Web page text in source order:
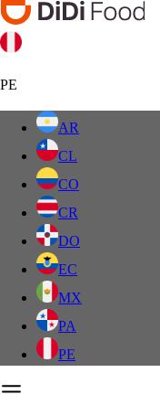
PE
AR
CL
CO
CR
DO
EC
MX
PA
PE